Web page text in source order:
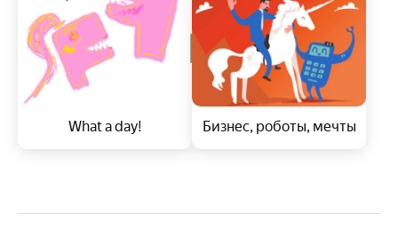
What a day! Бизнес, роботы, мечты